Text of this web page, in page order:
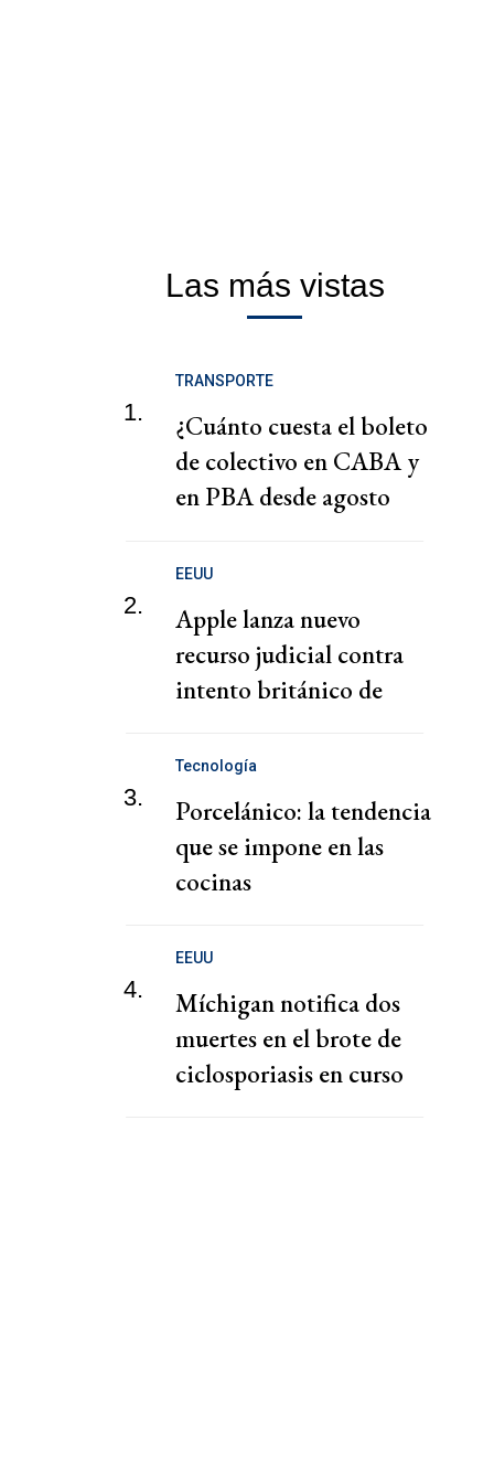
Las más vistas
1.
TRANSPORTE
¿Cuánto cuesta el boleto
de colectivo en CABA y
en PBA desde agosto
2.
EEUU
Apple lanza nuevo
recurso judicial contra
intento británico de
de usuarios: FT
3.
Tecnología
Porcelánico: la tendencia
que se impone en las
cocinas
4.
EEUU
Míchigan notifica dos
muertes en el brote de
ciclosporiasis en curso